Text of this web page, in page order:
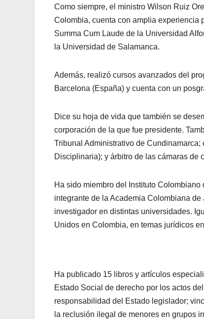
Como siempre, el ministro Wilson Ruiz
Colombia, cuenta con amplia experiencia
Summa Cum Laude de la Universidad
la Universidad de Salamanca.
Además, realizó cursos avanzados del
Barcelona (España) y cuenta con un
Dice su hoja de vida que también se
corporación de la que fue presidente.
Tribunal Administrativo de
Disciplinaria); y árbitro de las cámaras de
Ha sido miembro del Instituto
integrante de la Academia Colombiana
investigador en distintas universidades.
Unidos en Colombia, en temas jurídicos
Ha publicado 15 libros y artículos
Estado Social de derecho por los actos
responsabilidad del Estado legislador;
la reclusión ilegal de menores en grupos